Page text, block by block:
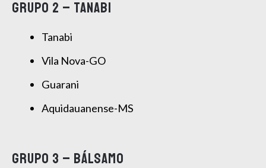
GRUPO 2 – TANABI
Tanabi
Vila Nova-GO
Guarani
Aquidauanense-MS
GRUPO 3 – BÁLSAMO